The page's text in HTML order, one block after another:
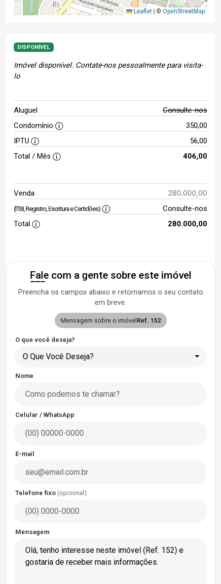
Leaflet © OpenStreetMap
DISPONÍVEL
Imóvel disponível. Contate-nos pessoalmente para visita-
lo
Aluguel
Consulte-nos
Condomínio
350,00
IPTU
56,00
Total / Mês
406,00
Venda 280.000,00
(ITBI, Registro, Escritura e Certidões)
Consulte-nos
Total
280.000,00
Fale com a gente sobre este imóvel
Preencha os campos abaixo e retornamos o seu contato
em breve.
Mensagem sobre o imóvel Ref. 152
O que você deseja?
O Que Você Deseja?
Nome
Celular / WhatsApp
E-mail
Telefone fixo (opcional)
Mensagem